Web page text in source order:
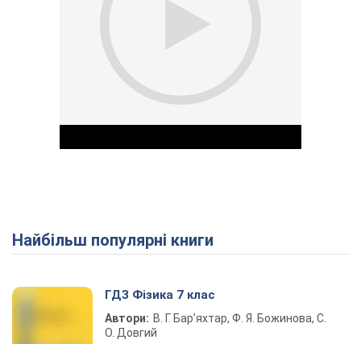
Play Video
Найбільш популярні книги
ГДЗ Фізика 7 клас
Автори: В. Г. Бар’яхтар, Ф. Я. Божинова, С.
О. Довгий